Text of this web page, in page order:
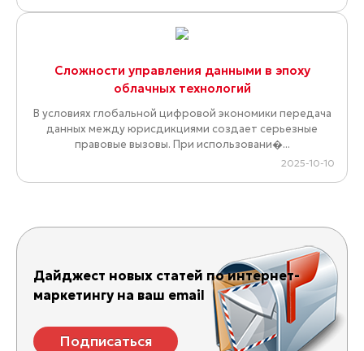
Сложности управления данными в эпоху
облачных технологий
В условиях глобальной цифровой экономики передача
данных между юрисдикциями создает серьезные
правовые вызовы. При использовани�...
2025-10-10
Дайджест новых статей по интернет-
маркетингу на ваш email
Подписаться